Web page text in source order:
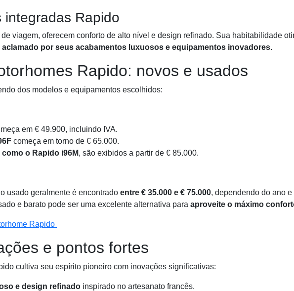
integradas Rapido
viagem, oferecem conforto de alto nível e design refinado. Sua habitabilidade
aclamado por seus acabamentos luxuosos e equipamentos inovadores.
Rapido: novos e usados
dos modelos e equipamentos escolhidos:
em € 49.900, incluindo IVA.
começa em torno de € 65.000.
o Rapido i96M, são exibidos a partir de € 85.000.
usado geralmente é encontrado entre € 35.000 e € 75.000, dependendo do ano
e barato pode ser uma excelente alternativa para aproveite o máximo
Rapido
e pontos fortes
cultiva seu espírito pioneiro com inovações significativas:
e design refinado inspirado no artesanato francês.